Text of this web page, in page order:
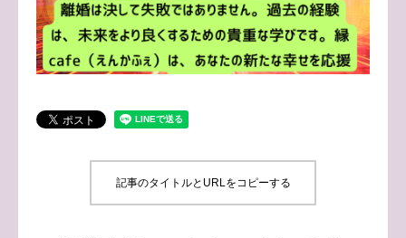
記事のタイトルとURLをコピーする
よくあるご質問
ブログ